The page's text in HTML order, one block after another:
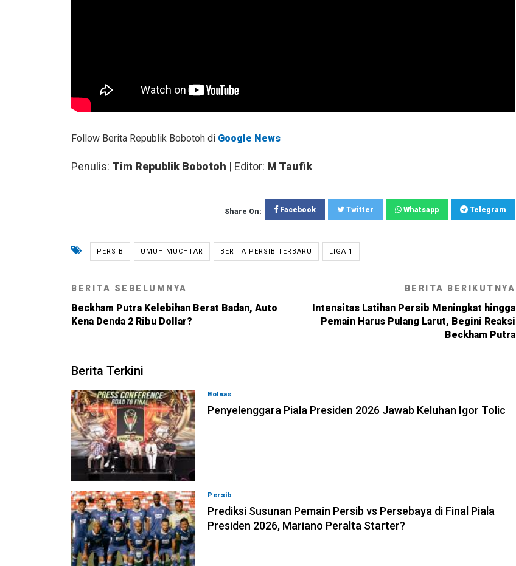
Follow Berita Republik Bobotoh di Google News
Penulis: Tim Republik Bobotoh | Editor: M Taufik
Share On: Facebook Twitter Whatsapp Telegram
PERSIB UMUH MUCHTAR BERITA PERSIB TERBARU LIGA 1
BERITA SEBELUMNYA
Beckham Putra Kelebihan Berat Badan, Auto
Kena Denda 2 Ribu Dollar?
BERITA BERIKUTNYA
Intensitas Latihan Persib Meningkat hingga
Pemain Harus Pulang Larut, Begini Reaksi
Beckham Putra
Berita Terkini
Bolnas
Penyelenggara Piala Presiden 2026 Jawab Keluhan Igor Tolic
Persib
Prediksi Susunan Pemain Persib vs Persebaya di Final Piala
Presiden 2026, Mariano Peralta Starter?